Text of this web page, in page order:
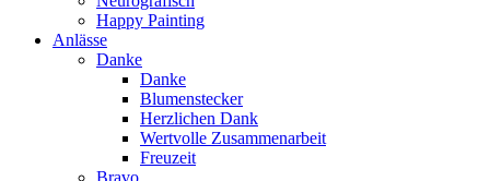
Happy Painting
Anlässe
Danke
Danke
Blumenstecker
Herzlichen Dank
Wertvolle Zusammenarbeit
Freuzeit
Bravo